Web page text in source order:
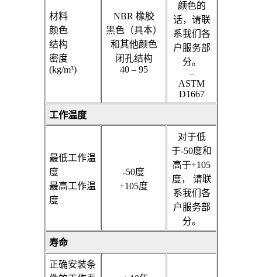
材料
颜色
结构
密度
(kg/m³)
NBR 橡胶
黑色（具本）
和其他颜色
闭孔结构
40 – 95
颜色的
话，请联
系我们各
户服务部
分。
–
ASTM
D1667
工作温度
最低工作温
度
最高工作温
度
-50度
+105度
对于低
于-50度和
高于+105
度， 请联
系我们各
户服务部
分。
寿命
正确安装条